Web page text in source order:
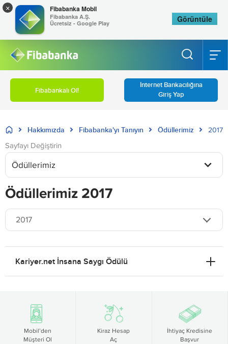
Fibabankalı Ol!
İnternet Bankacılığına
Giriş Yap
Hakkımızda Fibabanka'yı Tanıyın Ödüllerimiz 2017
Sayfayı Değiştirin
Ödüllerimiz
Ödüllerimiz 2017
2017
Kariyer.net İnsana Saygı Ödülü
Mobil’den
Müşteri Ol
Kiraz Hesap
Aç
İhtiyaç Kredisine
Başvur
× Fibabanka Mobil
Fibabanka A.Ş.
Ücretsiz - Google Play
Görüntüle